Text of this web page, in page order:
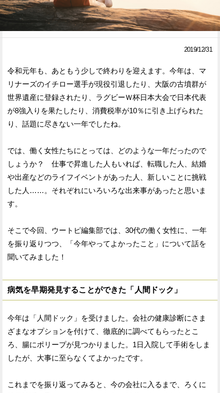
ウートピとは？
シ
ェ
ア
す
シ
ェ
ア
2019/12/31
令和元年も、あともう少しで終わりを迎えます。今年は、マ
リナーズのイチロー選手が現役引退したり、大阪の古墳群が
世界遺産に登録されたり、ラグビーＷ杯日本大会で日本代表
が8強入りを果たしたり、消費税率が10％に引き上げられた
り、話題に尽きない一年でしたね。
では、働く女性たちにとっては、どのような一年だったので
しょうか？ 仕事で昇進した人もいれば、転職した人、結婚
や出産などのライフイベントがあった人、新しいことに挑戦
した人……。それぞれにいろいろな出来事があったと思いま
す。
そこで今回、ウートピ編集部では、30代の働く女性に、一年
を振り返りつつ、「今年やってよかったこと」について話を
聞いてみました！
病気を早期発見することができた「人間ドック」
今年は「人間ドック」を受けました。会社の健康診断にさま
ざまなオプションを付けて、徹底的に調べてもらったとこ
ろ、腸にポリープが見つかりました。1日入院して手術をしま
したが、大事に至らなくてよかったです。
これまでを振り返ってみると、今の会社に入るまで、ろくに